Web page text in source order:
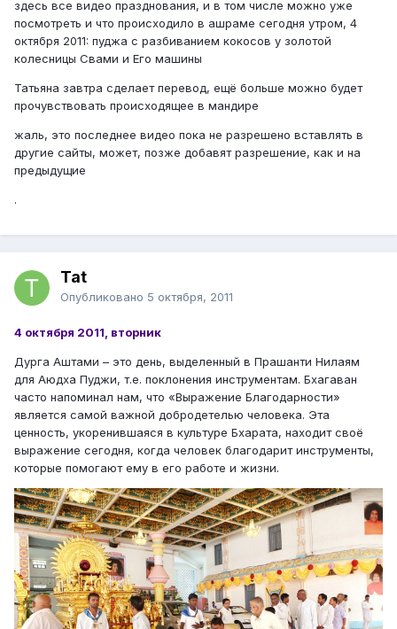
здесь все видео празднования, и в том числе можно уже
посмотреть и что происходило в ашраме сегодня утром, 4
октября 2011: пуджа с разбиванием кокосов у золотой
колесницы Свами и Его машины
Татьяна завтра сделает перевод, ещё больше можно будет
прочувствовать происходящее в мандире
жаль, это последнее видео пока не разрешено вставлять в
другие сайты, может, позже добавят разрешение, как и на
предыдущие
.
Tat
Опубликовано 5 октября, 2011
4 октября 2011, вторник
Дурга Аштами – это день, выделенный в Прашанти Нилаям
для Аюдха Пуджи, т.е. поклонения инструментам. Бхагаван
часто напоминал нам, что «Выражение Благодарности»
является самой важной добродетелью человека. Эта
ценность, укоренившаяся в культуре Бхарата, находит своё
выражение сегодня, когда человек благодарит инструменты,
которые помогают ему в его работе и жизни.